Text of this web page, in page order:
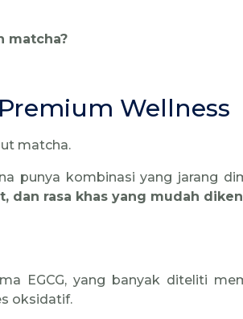
matcha?
Wellness
matcha.
punya kombinasi yang jarang
dan rasa khas yang mudah
EGCG, yang banyak diteliti
oksidatif.